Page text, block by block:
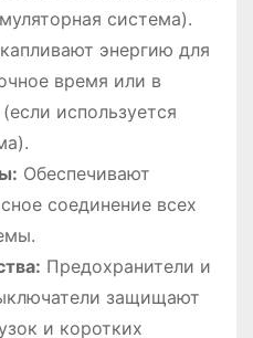
система).
энергию для
время или в
используется
Обеспечивают
соединение всех
Предохранители и
защищают
и коротких